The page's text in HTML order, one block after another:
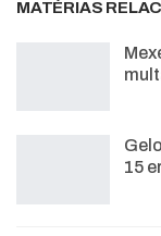
MATÉRIAS
15